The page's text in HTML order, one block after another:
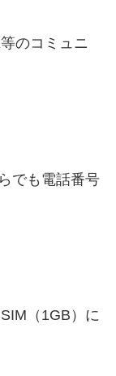
のコミュニ
でも電話番号
（1GB）に